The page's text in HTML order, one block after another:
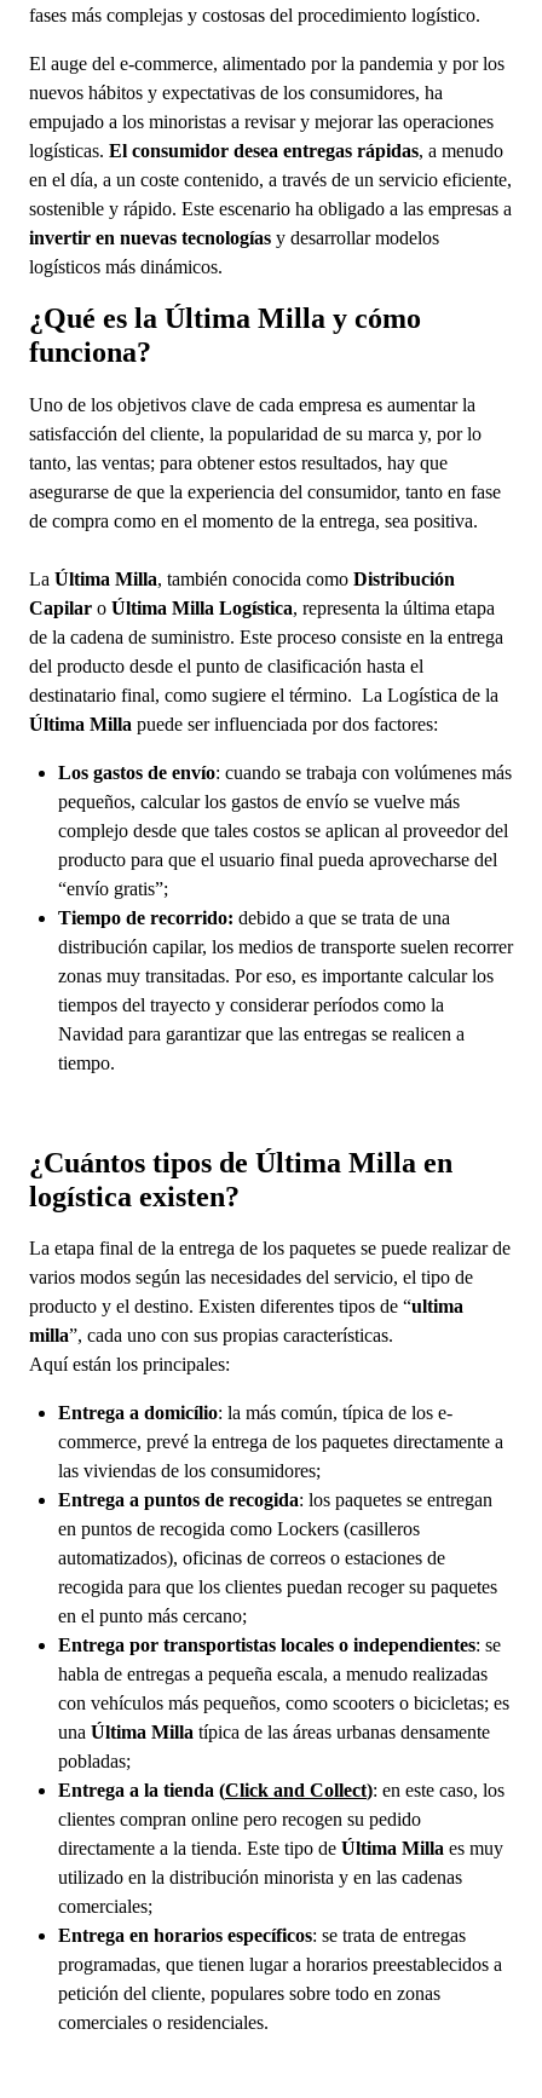
fases más complejas y costosas del procedimiento logístico.
El auge del e-commerce, alimentado por la pandemia y por los
nuevos hábitos y expectativas de los consumidores, ha
empujado a los minoristas a revisar y mejorar las operaciones
logísticas. El consumidor desea entregas rápidas, a menudo
en el día, a un coste contenido, a través de un servicio eficiente,
sostenible y rápido. Este escenario ha obligado a las empresas a
invertir en nuevas tecnologías y desarrollar modelos
logísticos más dinámicos.
¿Qué es la Última Milla y cómo
funciona?
Uno de los objetivos clave de cada empresa es aumentar la
satisfacción del cliente, la popularidad de su marca y, por lo
tanto, las ventas; para obtener estos resultados, hay que
asegurarse de que la experiencia del consumidor, tanto en fase
de compra como en el momento de la entrega, sea positiva.
La Última Milla, también conocida como Distribución
Capilar o Última Milla Logística, representa la última etapa
de la cadena de suministro. Este proceso consiste en la entrega
del producto desde el punto de clasificación hasta el
destinatario final, como sugiere el término. La Logística de la
Última Milla puede ser influenciada por dos factores:
Los gastos de envío: cuando se trabaja con volúmenes más
pequeños, calcular los gastos de envío se vuelve más
complejo desde que tales costos se aplican al proveedor del
producto para que el usuario final pueda aprovecharse del
“envío gratis”;
Tiempo de recorrido: debido a que se trata de una
distribución capilar, los medios de transporte suelen recorrer
zonas muy transitadas. Por eso, es importante calcular los
tiempos del trayecto y considerar períodos como la
Navidad para garantizar que las entregas se realicen a
tiempo.
¿Cuántos tipos de Última Milla en
logística existen?
La etapa final de la entrega de los paquetes se puede realizar de
varios modos según las necesidades del servicio, el tipo de
producto y el destino. Existen diferentes tipos de “ultima
milla”, cada uno con sus propias características.
Aquí están los principales:
Entrega a domicílio: la más común, típica de los e-
commerce, prevé la entrega de los paquetes directamente a
las viviendas de los consumidores;
Entrega a puntos de recogida: los paquetes se entregan
en puntos de recogida como Lockers (casilleros
automatizados), oficinas de correos o estaciones de
recogida para que los clientes puedan recoger su paquetes
en el punto más cercano;
Entrega por transportistas locales o independientes: se
habla de entregas a pequeña escala, a menudo realizadas
con vehículos más pequeños, como scooters o bicicletas; es
una Última Milla típica de las áreas urbanas densamente
pobladas;
Entrega a la tienda (Click and Collect): en este caso, los
clientes compran online pero recogen su pedido
directamente a la tienda. Este tipo de Última Milla es muy
utilizado en la distribución minorista y en las cadenas
comerciales;
Entrega en horarios específicos: se trata de entregas
programadas, que tienen lugar a horarios preestablecidos a
petición del cliente, populares sobre todo en zonas
comerciales o residenciales.